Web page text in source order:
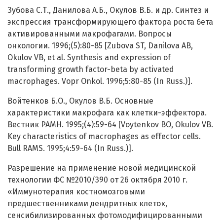
Зубова С.Т., Данилова А.Б., Окулов В.Б. и др. Синтез и
экспрессия трансформирующего фактора роста бета
активированными макрофагами. Вопросы
онкологии. 1996;(5):80-85 [Zubova ST, Danilova AB,
Okulov VB, et al. Synthesis and expression of
transforming growth factor-beta by activated
macrophages. Vopr Onkol. 1996;5:80-85 (In Russ.)].
Войтенков Б.О., Окулов В.Б. Основные
характеристики макрофага как клетки-эффектора.
Вестник РАМН. 1995;(4):59-64 [Voytenkov BO, Okulov VB.
Key characteristics of macrophages as effector cells.
Bull RAMS. 1995;4:59-64 (In Russ.)].
Разрешение на применение новой медицинской
технологии ФС №2010/390 от 26 октября 2010 г.
«Иммунотерапия костномозговыми
предшественниками дендритных клеток,
сенсибилизированных фотомодифицированными